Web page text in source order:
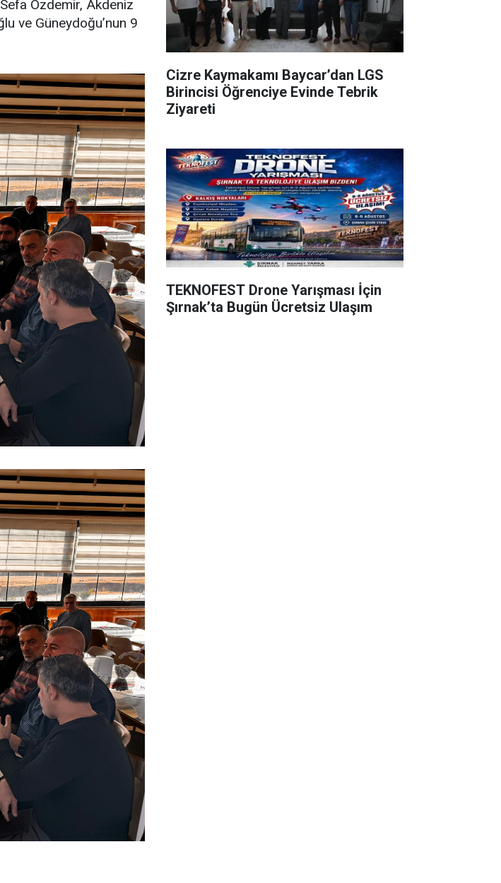
Özdemir, Akdeniz
ve Güneydoğu’nun 9
Cizre Kaymakamı Baycar’dan LGS
Birincisi Öğrenciye Evinde Tebrik
Ziyareti
TEKNOFEST Drone Yarışması İçin
Şırnak’ta Bugün Ücretsiz Ulaşım